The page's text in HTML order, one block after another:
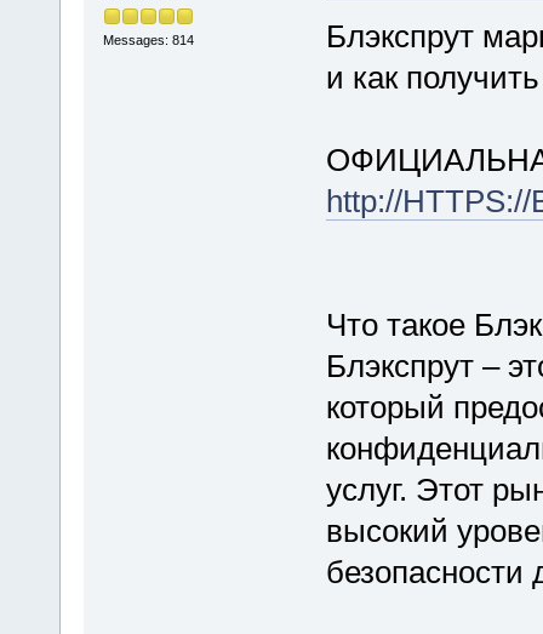
Messages: 814
Блэкспрут
и как
http://HTTPS://
Что такое
Блэкспрут –
который
услуг. Этот
высокий
безопасности